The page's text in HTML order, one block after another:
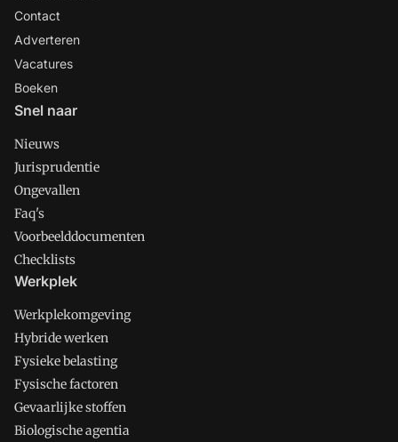
Contact
Adverteren
Vacatures
Boeken
Snel naar
Nieuws
Jurisprudentie
Ongevallen
Faq's
Voorbeelddocumenten
Checklists
Werkplek
Werkplekomgeving
Hybride werken
Fysieke belasting
Fysische factoren
Gevaarlijke stoffen
Biologische agentia